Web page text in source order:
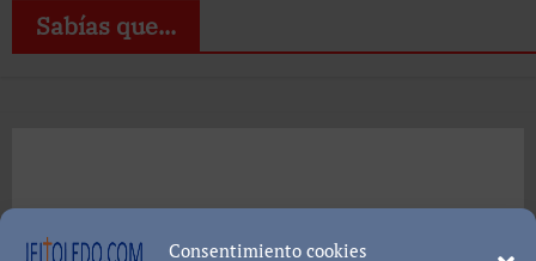
Consentimiento cookies
Sabías que...